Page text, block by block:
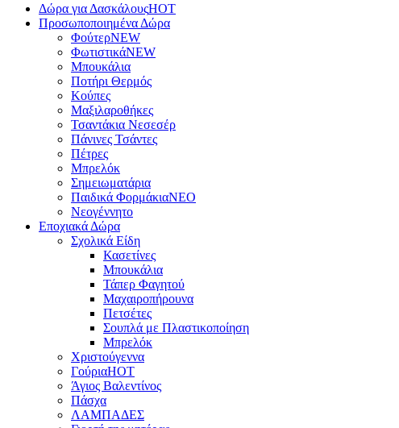
Δώρα για ΔασκάλουςHOT
Προσωποποιημένα Δώρα
ΦούτερNEW
ΦωτιστικάNEW
Μπουκάλια
Ποτήρι Θερμός
Κούπες
Μαξιλαροθήκες
Τσαντάκια Νεσεσέρ
Πάνινες Τσάντες
Πέτρες
Μπρελόκ
Σημειωματάρια
Παιδικά ΦορμάκιαNEO
Νεογέννητο
Εποχιακά Δώρα
Σχολικά Είδη
Κασετίνες
Μπουκάλια
Τάπερ Φαγητού
Μαχαιροπήρουνα
Πετσέτες
Σουπλά με Πλαστικοποίηση
Μπρελόκ
Χριστούγεννα
ΓούριαHOT
Άγιος Βαλεντίνος
Πάσχα
ΛΑΜΠΑΔΕΣ